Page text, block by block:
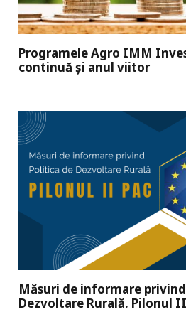
Programele Agro IMM
continuă și anul viitor
Măsuri de informare
Dezvoltare Rurală. Pilonul II